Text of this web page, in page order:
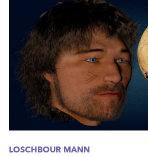
LOSCHBOUR MANN